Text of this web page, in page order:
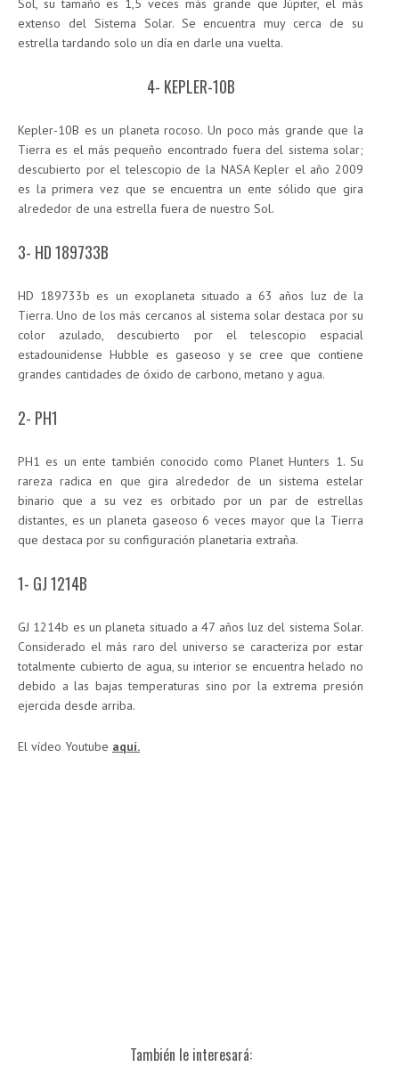
Sol, su tamaño es 1,5 veces más grande que Júpiter, el más
extenso del Sistema Solar. Se encuentra muy cerca de su
estrella tardando solo un día en darle una vuelta.
4- KEPLER-10B
Kepler-10B es un planeta rocoso. Un poco más grande que la
Tierra es el más pequeño encontrado fuera del sistema solar;
descubierto por el telescopio de la NASA Kepler el año 2009
es la primera vez que se encuentra un ente sólido que gira
alrededor de una estrella fuera de nuestro Sol.
3- HD 189733B
HD 189733b es un exoplaneta situado a 63 años luz de la
Tierra. Uno de los más cercanos al sistema solar destaca por su
color azulado, descubierto por el telescopio espacial
estadounidense Hubble es gaseoso y se cree que contiene
grandes cantidades de óxido de carbono, metano y agua.
2- PH1
PH1 es un ente también conocido como Planet Hunters 1. Su
rareza radica en que gira alrededor de un sistema estelar
binario que a su vez es orbitado por un par de estrellas
distantes, es un planeta gaseoso 6 veces mayor que la Tierra
que destaca por su configuración planetaria extraña.
1- GJ 1214B
GJ 1214b es un planeta situado a 47 años luz del sistema Solar.
Considerado el más raro del universo se caracteriza por estar
totalmente cubierto de agua, su interior se encuentra helado no
debido a las bajas temperaturas sino por la extrema presión
ejercida desde arriba.
El vídeo Youtube aquí.
También le interesará: